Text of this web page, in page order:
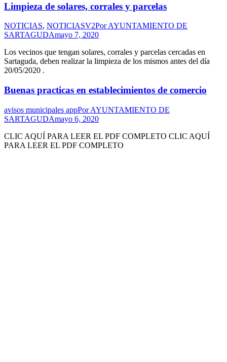
Limpieza de solares, corrales y parcelas
NOTICIAS, NOTICIASV2PorAYUNTAMIENTO DE
SARTAGUDAmayo 7, 2020
Los vecinos que tengan solares, corrales y parcelas cercadas en
Sartaguda, deben realizar la limpieza de los mismos antes del día
20/05/2020 .
Buenas practicas en establecimientos de comercio
avisos municipales appPorAYUNTAMIENTO DE
SARTAGUDAmayo 6, 2020
CLIC AQUÍ PARA LEER EL PDF COMPLETO CLIC AQUÍ
PARA LEER EL PDF COMPLETO